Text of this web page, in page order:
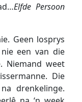
Elfde Persoon
Geen losprys
een van die
Niemand weet
Die
drenkelinge.